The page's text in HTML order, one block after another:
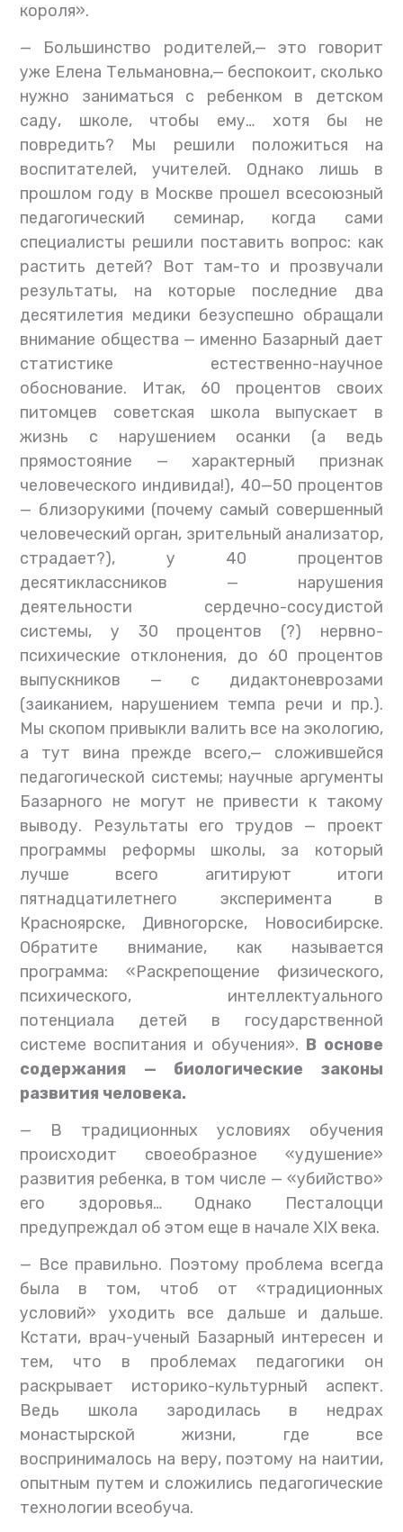
короля».
— Большинство родителей,— это говорит
уже Елена Тельмановна,— беспокоит, сколько
нужно заниматься с ребенком в детском
саду, школе, чтобы ему… хотя бы не
повредить? Мы решили положиться на
воспитателей, учителей. Однако лишь в
прошлом году в Москве прошел всесоюзный
педагогический семинар, когда сами
специалисты решили поставить вопрос: как
растить детей? Вот там-то и прозвучали
результаты, на которые последние два
десятилетия медики безуспешно обращали
внимание общества — именно Базарный дает
статистике естественно-научное
обоснование. Итак, 60 процентов своих
питомцев советская школа выпускает в
жизнь с нарушением осанки (а ведь
прямостояние — характерный признак
человеческого индивида!), 40—50 процентов
— близорукими (почему самый совершенный
человеческий орган, зрительный анализатор,
страдает?), у 40 процентов
десятиклассников — нарушения
деятельности сердечно-сосудистой
системы, у 30 процентов (?) нервно-
психические отклонения, до 60 процентов
выпускников — с дидактоневрозами
(заиканием, нарушением темпа речи и пр.).
Мы скопом привыкли валить все на экологию,
а тут вина прежде всего,— сложившейся
педагогической системы; научные аргументы
Базарного не могут не привести к такому
выводу. Результаты его трудов — проект
программы реформы школы, за который
лучше всего агитируют итоги
пятнадцатилетнего эксперимента в
Красноярске, Дивногорске, Новосибирске.
Обратите внимание, как называется
программа: «Раскрепощение физического,
психического, интеллектуального
потенциала детей в государственной
системе воспитания и обучения». В основе
содержания — биологические законы
развития человека.
— В традиционных условиях обучения
происходит своеобразное «удушение»
развития ребенка, в том числе — «убийство»
его здоровья… Однако Песталоцци
предупреждал об этом еще в начале XIX века.
— Все правильно. Поэтому проблема всегда
была в том, чтоб от «традиционных
условий» уходить все дальше и дальше.
Кстати, врач-ученый Базарный интересен и
тем, что в проблемах педагогики он
раскрывает историко-культурный аспект.
Ведь школа зародилась в недрах
монастырской жизни, где все
воспринималось на веру, поэтому на наитии,
опытным путем и сложились педагогические
технологии всеобуча.